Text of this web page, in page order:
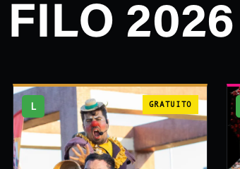
2026
L GRATUITO